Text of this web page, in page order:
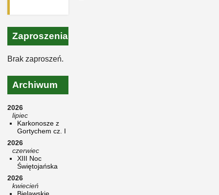
Zaproszenia
Brak zaproszeń.
Archiwum
2026
lipiec
Karkonosze z
Gortychem cz. I
2026
czerwiec
XIII Noc
Świętojańska
2026
kwiecień
Bielawskie